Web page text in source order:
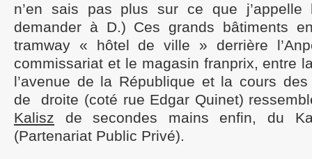
n’en sais pas plus sur ce que j’appelle
demander à D.) Ces grands bâtiments
tramway « hôtel de ville » derrière
commissariat et le magasin franprix, entre
l’avenue de la République et la cours
de droite (coté rue Edgar Quinet)
Kalisz de secondes mains enfin, du
(Partenariat Public Privé).